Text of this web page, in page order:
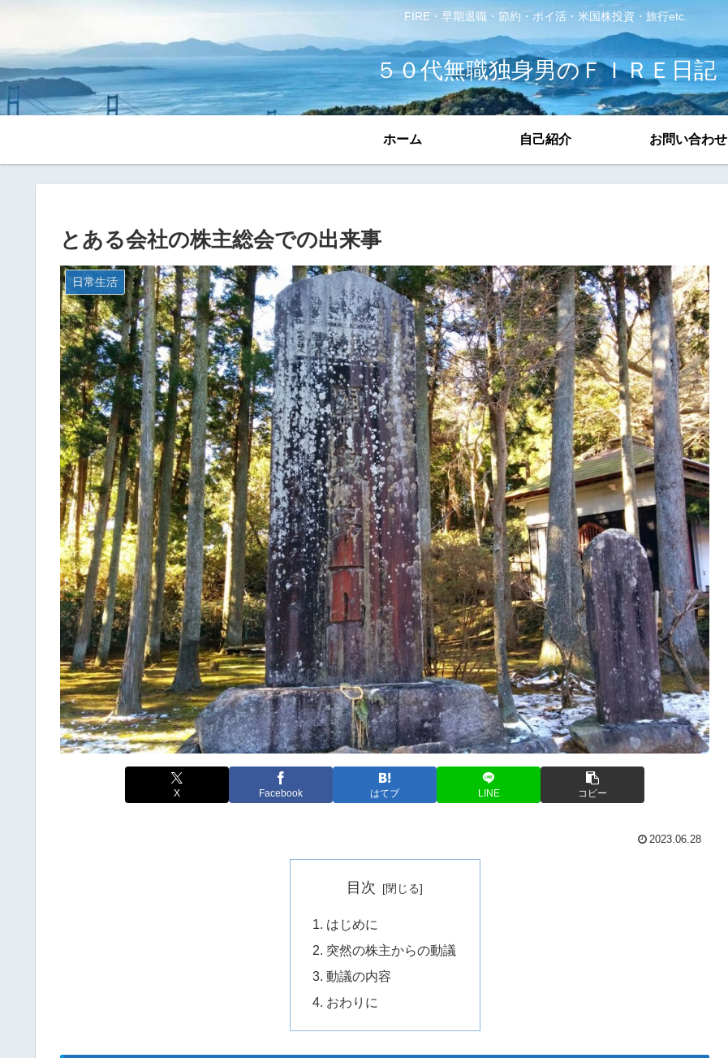
FIRE・早期退職・節約・ポイ活・米国株投資・旅行etc.
５０代無職独身男のＦＩＲＥ日記
ホーム 自己紹介 お問い合わせ
とある会社の株主総会での出来事
日常生活
X Facebook はてブ LINE コピー
2023.06.28
目次
はじめに
突然の株主からの動議
動議の内容
おわりに